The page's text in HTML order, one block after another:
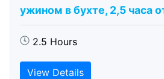
ужином в бухте, 2,5 часа
2.5 Hours
View Details